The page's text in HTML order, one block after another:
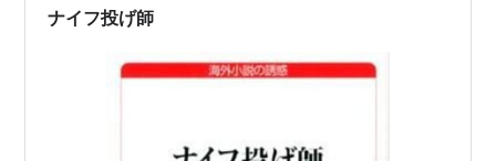
ヒーと栗饅頭。＊昼食後、部屋の整理に手を出す。なぜ
ナイフ投げ師